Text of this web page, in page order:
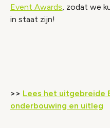
Event Awards, zodat we
in staat zijn!
Wijzig
>> Lees het uitgebreide
onderbouwing en uitleg